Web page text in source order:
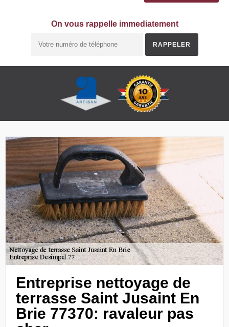
On vous rappelle immediatement
Entreprise nettoyage de
terrasse Saint Jusaint En
Brie 77370: ravaleur pas